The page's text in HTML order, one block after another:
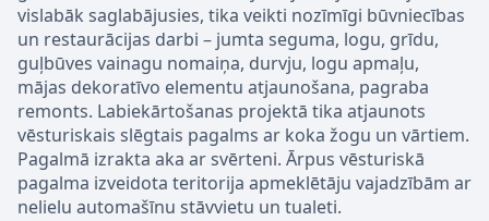
vislabāk saglabājusies, tika veikti nozīmīgi būvniecības
un restaurācijas darbi – jumta seguma, logu, grīdu,
guļbūves vainagu nomaiņa, durvju, logu apmaļu,
mājas dekoratīvo elementu atjaunošana, pagraba
remonts. Labiekārtošanas projektā tika atjaunots
vēsturiskais slēgtais pagalms ar koka žogu un vārtiem.
Pagalmā izrakta aka ar svērteni. Ārpus vēsturiskā
pagalma izveidota teritorija apmeklētāju vajadzībām ar
nelielu automašīnu stāvvietu un tualeti.